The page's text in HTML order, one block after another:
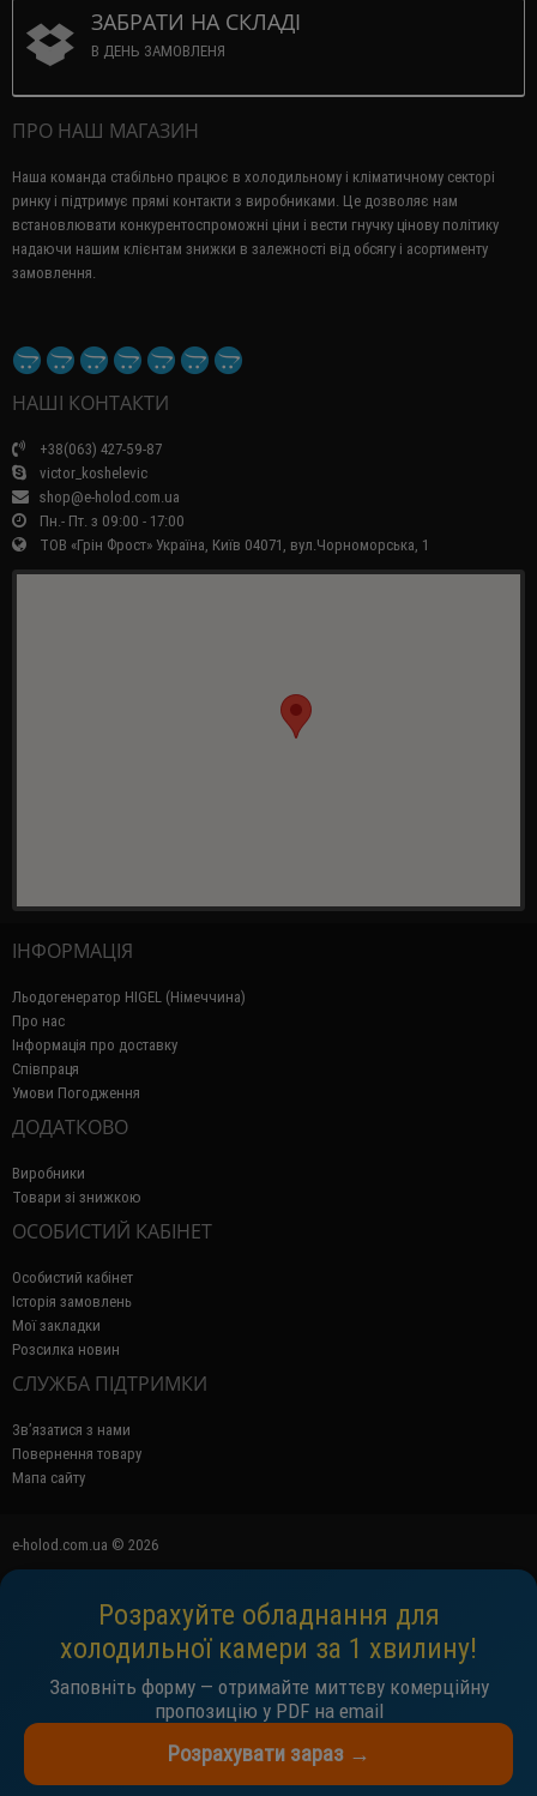
ЗАБРАТИ НА СКЛАДІ
В ДЕНЬ ЗАМОВЛЕНЯ
ПРО НАШ МАГАЗИН
Наша команда стабільно працює в холодильному і кліматичному секторі
ринку і підтримує прямі контакти з виробниками. Це дозволяє нам
встановлювати конкурентоспроможні ціни і вести гнучку цінову політику
надаючи нашим клієнтам знижки в залежності від обсягу і асортименту
замовлення.
НАШІ КОНТАКТИ
+38(063) 427-59-87
victor_koshelevic
shop@e-holod.com.ua
Пн.- Пт. з 09:00 - 17:00
ТОВ «Грін Фрост» Україна, Київ 04071, вул.Чорноморська, 1
ІНФОРМАЦІЯ
Льодогенератор HIGEL (Німеччина)
Про нас
Інформація про доставку
Співпраця
Умови Погодження
ДОДАТКОВО
Виробники
Товари зі знижкою
ОСОБИСТИЙ КАБІНЕТ
Особистий кабінет
Історія замовлень
Мої закладки
Розсилка новин
СЛУЖБА ПІДТРИМКИ
Зв’язатися з нами
Повернення товару
Мапа сайту
e-holod.com.ua © 2026
Розрахуйте обладнання для
холодильної камери за 1 хвилину!
Заповніть форму — отримайте миттєву комерційну
пропозицію у PDF на email
Розрахувати зараз →